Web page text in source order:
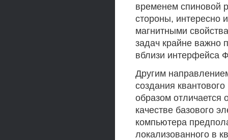
временем спиновой
стороны, интересно
магнитными
задач крайне важно
вблизи интерфейса
Другим
создания
образом отличается
качестве базового
компьютера
локализованного в